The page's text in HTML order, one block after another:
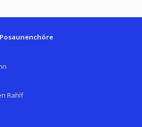
Rahlf